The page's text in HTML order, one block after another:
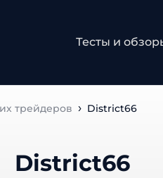
Тесты и обзоры
трейдеров District66
District66